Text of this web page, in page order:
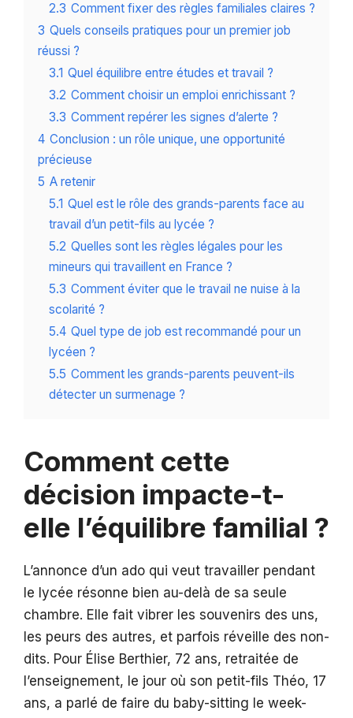
2.3 Comment fixer des règles familiales claires ?
3 Quels conseils pratiques pour un premier job
réussi ?
3.1 Quel équilibre entre études et travail ?
3.2 Comment choisir un emploi enrichissant ?
3.3 Comment repérer les signes d’alerte ?
4 Conclusion : un rôle unique, une opportunité
précieuse
5 A retenir
5.1 Quel est le rôle des grands-parents face au
travail d’un petit-fils au lycée ?
5.2 Quelles sont les règles légales pour les
mineurs qui travaillent en France ?
5.3 Comment éviter que le travail ne nuise à la
scolarité ?
5.4 Quel type de job est recommandé pour un
lycéen ?
5.5 Comment les grands-parents peuvent-ils
détecter un surmenage ?
Comment cette
décision impacte-t-
elle l’équilibre familial ?
L’annonce d’un ado qui veut travailler pendant
le lycée résonne bien au-delà de sa seule
chambre. Elle fait vibrer les souvenirs des uns,
les peurs des autres, et parfois réveille des non-
dits. Pour Élise Berthier, 72 ans, retraitée de
l’enseignement, le jour où son petit-fils Théo, 17
ans, a parlé de faire du baby-sitting le week-